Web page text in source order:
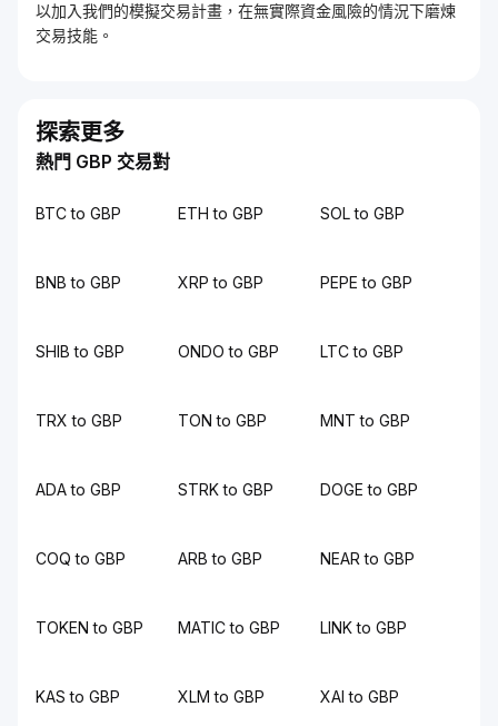
以加入我們的模擬交易計畫，在無實際資金風險的情況下磨煉
交易技能。
探索更多
熱門 GBP 交易對
BTC to GBP ETH to GBP SOL to GBP
BNB to GBP XRP to GBP PEPE to GBP
SHIB to GBP ONDO to GBP LTC to GBP
TRX to GBP TON to GBP MNT to GBP
ADA to GBP STRK to GBP DOGE to GBP
COQ to GBP ARB to GBP NEAR to GBP
TOKEN to GBP MATIC to GBP LINK to GBP
KAS to GBP XLM to GBP XAI to GBP